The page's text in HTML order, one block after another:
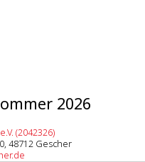
2026
(2042326)
48712 Gescher